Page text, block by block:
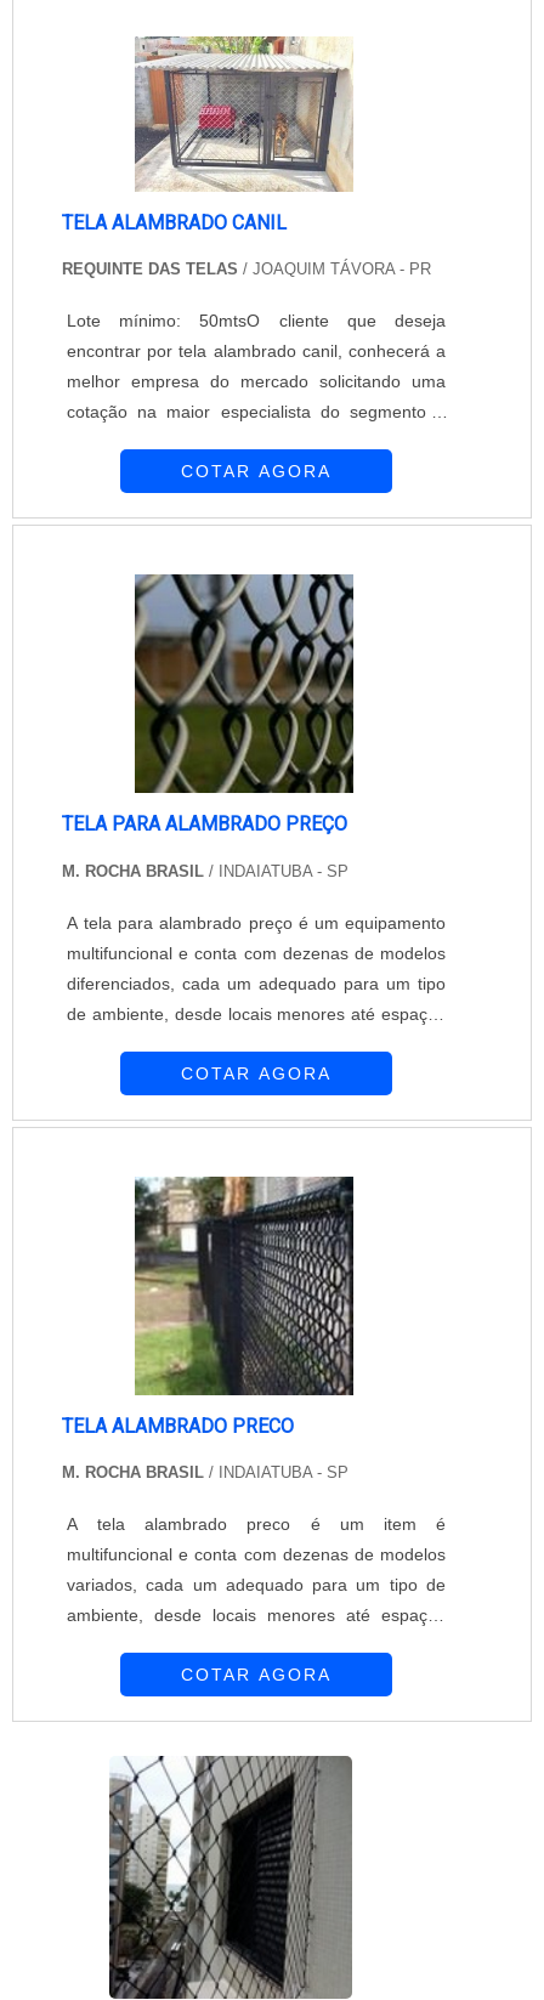
TELA ALAMBRADO CANIL
REQUINTE DAS TELAS / JOAQUIM TÁVORA - PR
Lote mínimo: 50mtsO cliente que deseja
encontrar por tela alambrado canil, conhecerá a
melhor empresa do mercado solicitando uma
cotação na maior especialista do segmento e
importante lembrar que o produto deve ser
prejuízos com substituições frequentes de pro...
COTAR AGORA
TELA PARA ALAMBRADO PREÇO
M. ROCHA BRASIL / INDAIATUBA - SP
A tela para alambrado preço é um equipamento
multifuncional e conta com dezenas de modelos
diferenciados, cada um adequado para um tipo
de ambiente, desde locais menores até espaços
climáticas. Alguns dos locais onde podem ser
Indústrias; Escolas. Os modelos de tela para...
COTAR AGORA
TELA ALAMBRADO PRECO
M. ROCHA BRASIL / INDAIATUBA - SP
A tela alambrado preco é um item é
multifuncional e conta com dezenas de modelos
variados, cada um adequado para um tipo de
ambiente, desde locais menores até espaços
climáticas. Alguns dos locais que podem
Comércios; Indústrias; Escolas. Modelos de tela
Um dos modelos mais procurados é a tela de
alambrado fabricad...
COTAR AGORA